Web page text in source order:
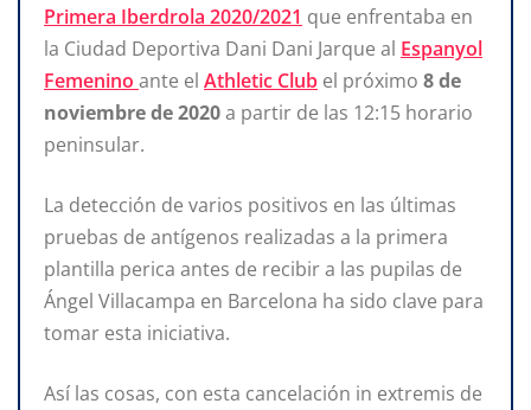
Primera Iberdrola 2020/2021 que enfrentaba en
la Ciudad Deportiva Dani Dani Jarque al Espanyol
Femenino ante el Athletic Club el próximo 8 de
noviembre de 2020a partir de las 12:15 horario
peninsular.
La detección de varios positivos en las últimas
pruebas de antígenos realizadas a la primera
plantilla perica antes de recibir a las pupilas de
Ángel Villacampa en Barcelona ha sido clave para
tomar esta iniciativa.
Así las cosas, con esta cancelación in extremis de